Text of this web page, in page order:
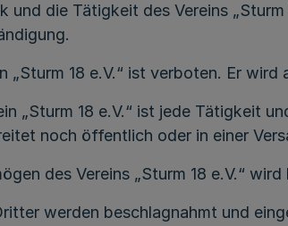
und die Tätigkeit des Vereins
„Sturm 18 e.V.“ ist verboten. Er wird
„Sturm 18 e.V.“ ist jede Tätigkeit
noch öffentlich oder in einer
des Vereins „Sturm 18 e.V.“
werden beschlagnahmt und